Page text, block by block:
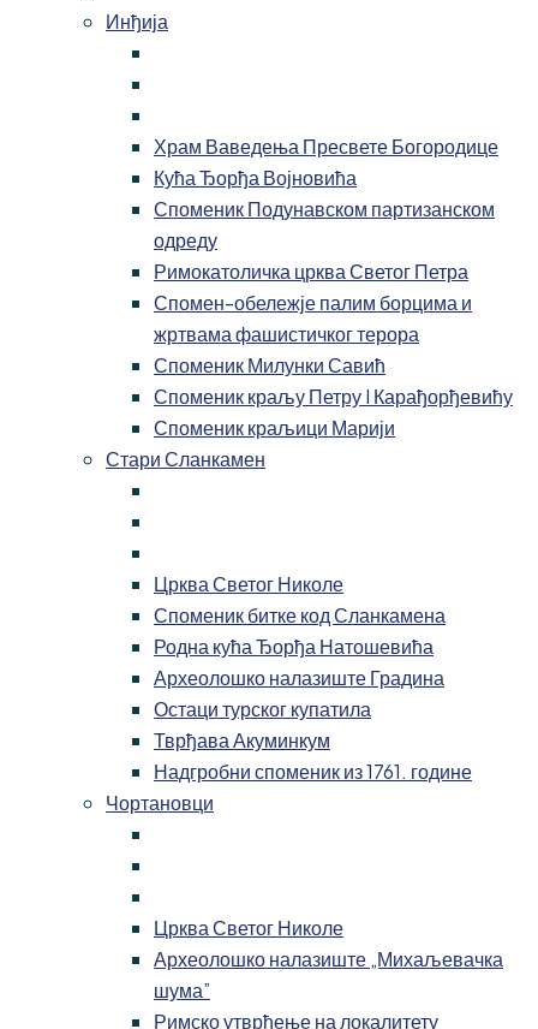
Инђија
Храм Ваведења Пресвете Богородице
Кућа Ђорђа Војновића
Споменик Подунавском партизанском
одреду
Римокатоличка црква Светог Петра
Спомен-обележје палим борцима и
жртвама фашистичког терора
Споменик Милунки Савић
Споменик краљу Петру I Карађорђевићу
Споменик краљици Марији
Стари Сланкамен
Црква Светог Николе
Споменик битке код Сланкамена
Родна кућа Ђорђа Натошевића
Археолошко налазиште Градина
Остаци турског купатила
Тврђава Акуминкум
Надгробни споменик из 1761. године
Чортановци
Црква Светог Николе
Археолошко налазиште „Михаљевачка
шума”
Римско утврђење на локалитету